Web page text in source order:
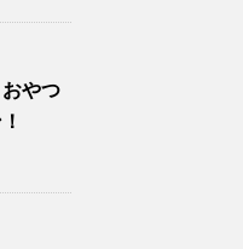
やつ